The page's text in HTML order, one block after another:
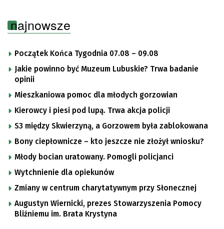
najnowsze
Początek Końca Tygodnia 07.08 – 09.08
Jakie powinno być Muzeum Lubuskie? Trwa badanie
opinii
Mieszkaniowa pomoc dla młodych gorzowian
Kierowcy i piesi pod lupą. Trwa akcja policji
S3 między Skwierzyną, a Gorzowem była zablokowana
Bony ciepłownicze – kto jeszcze nie złożył wniosku?
Młody bocian uratowany. Pomogli policjanci
Wytchnienie dla opiekunów
Zmiany w centrum charytatywnym przy Słonecznej
Augustyn Wiernicki, prezes Stowarzyszenia Pomocy
Bliźniemu im. Brata Krystyna